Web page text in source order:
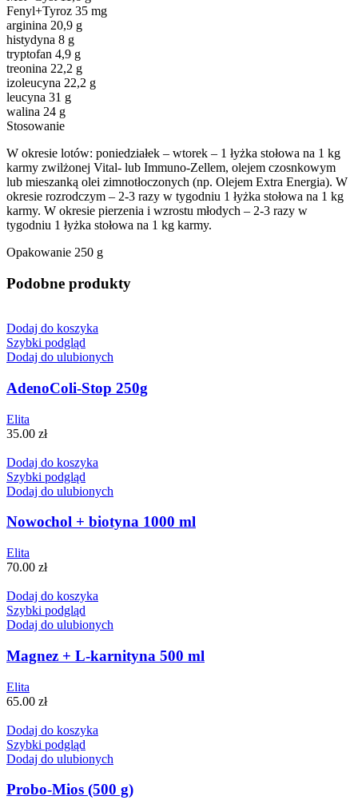
Fenyl+Tyroz 35 mg
arginina 20,9 g
histydyna 8 g
tryptofan 4,9 g
treonina 22,2 g
izoleucyna 22,2 g
leucyna 31 g
walina 24 g
Stosowanie
W okresie lotów: poniedziałek – wtorek – 1 łyżka stołowa na 1 kg
karmy zwilżonej Vital- lub Immuno-Zellem, olejem czosnkowym
lub mieszanką olei zimnotłoczonych (np. Olejem Extra Energia). W
okresie rozrodczym – 2-3 razy w tygodniu 1 łyżka stołowa na 1 kg
karmy. W okresie pierzenia i wzrostu młodych – 2-3 razy w
tygodniu 1 łyżka stołowa na 1 kg karmy.
Opakowanie 250 g
Podobne produkty
Dodaj do koszyka
Szybki podgląd
Dodaj do ulubionych
AdenoColi-Stop 250g
Elita
35.00 zł
Dodaj do koszyka
Szybki podgląd
Dodaj do ulubionych
Nowochol + biotyna 1000 ml
Elita
70.00 zł
Dodaj do koszyka
Szybki podgląd
Dodaj do ulubionych
Magnez + L-karnityna 500 ml
Elita
65.00 zł
Dodaj do koszyka
Szybki podgląd
Dodaj do ulubionych
Probo-Mios (500 g)